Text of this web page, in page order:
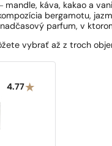
mandle, káva, kakao a
bergamotu,
parfum, v
vybrať až z troch
4.77